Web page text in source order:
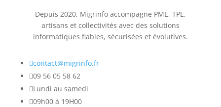
Depuis 2020, Migrinfo accompagne PME, TPE,
artisans et collectivités avec des solutions
informatiques fiables, sécurisées et évolutives.
contact@migrinfo.fr
09 56 05 58 62
Lundi au samedi
09h00 à 19H00